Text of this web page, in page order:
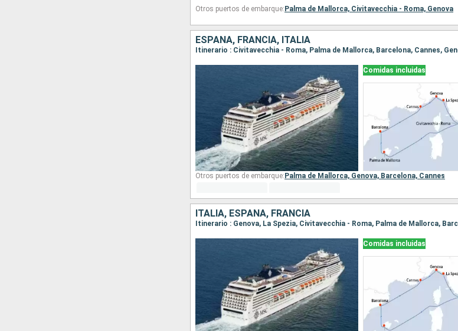
Otros puertos de embarque: Palma de Mallorca, Civitavecchia - Roma, Genova
ESPAÑA, FRANCIA, ITALIA
Comidas incluidas
Otros puertos de embarque: Palma de Mallorca, Genova, Barcelona, Cannes
ITALIA, ESPAÑA, FRANCIA
Itinerario : Genova, La Spezia, Civitavecchia - Roma, Palma de Mallorca,
Comidas incluidas